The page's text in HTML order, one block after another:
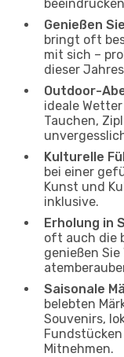
Genießen
bringt oft
mit sich –
dieser
Outdoor-
ideale
Tauchen,
Kulturelle
bei einer
Kunst und
inklusive.
Erholung in
oft auch die
genießen
Saisonale
belebten
Souvenirs,
Mitnehmen.